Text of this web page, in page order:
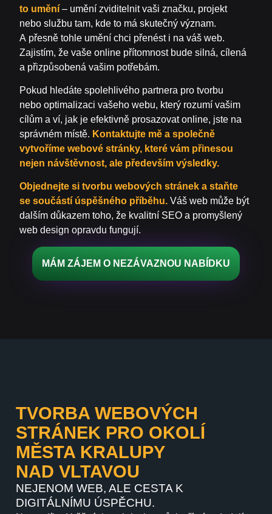
to umění – umění zviditelnit vaši značku, projekt
nebo službu tam, kde to má skutečný význam.
A přesně tohle umění chci přenést i na váš web.
Zajistím, že vaše online přítomnost bude silná, cílená
a přizpůsobená vašim potřebám.
Pokud hledáte spolehlivého partnera pro tvorbu
nebo optimalizaci vašeho webu, který rozumí vašim
cílům a ví, jak je efektivně prosazovat online, jste na
správném místě. Kontaktujte mě a společně
vytvoříme webové stránky, které vám přinesou
nejen návštěvnost, ale především výsledky.
Objednejte si tvorbu webových stránek a staňte
se součástí úspěšného příběhu. Váš web může být
dalším důkazem toho, že kvalitní SEO a promyšlený
web design opravdu fungují.
MÁM ZÁJEM O NEZÁVAZNOU NABÍDKU
TVORBA WEBOVÝCH
STRÁNEK PRO OKOLÍ
MĚSTA KRALUPY
NAD VLTAVOU
NEJENOM WEB, ALE CESTA K
DIGITÁLNÍMU ÚSPĚCHU.